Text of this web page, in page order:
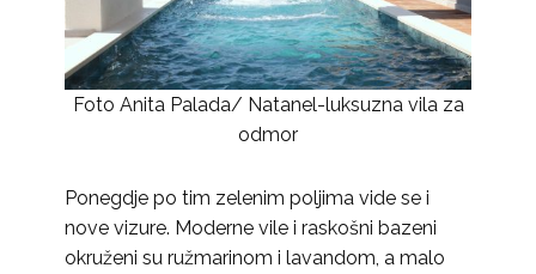
Foto Anita Palada/ Natanel-luksuzna vila za
odmor
Ponegdje po tim zelenim poljima vide se i
nove vizure. Moderne vile i raskošni bazeni
okruženi su ružmarinom i lavandom, a malo